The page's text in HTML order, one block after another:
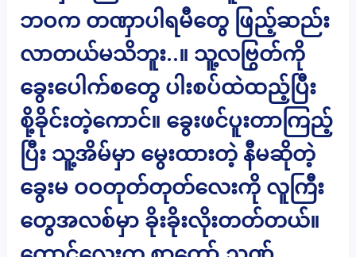
ဘဝက တဏှာပါရမီတွေ ဖြည့်ဆည်း
လာတယ်မသိဘူး..။ သူ့လဗြွတ်ကို
ခွေးပေါက်စတွေ ပါးစပ်ထဲထည့်ပြီး
စို့ခိုင်းတဲ့ကောင်။ ခွေးဖင်ပူးတာကြည့်
ပြီး သူ့အိမ်မှာ မွေးထားတဲ့ နီမဆိုတဲ့
ခွေးမ ဝဝတုတ်တုတ်လေးကို လူကြီး
တွေအလစ်မှာ ခိုးခိုးလိုးတတ်တယ်။